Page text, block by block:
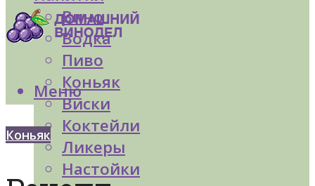
Вино
Водка
Пиво
Коньяк
Виски
Коктейли
Ликеры
Настойки
Меню
Коньяк